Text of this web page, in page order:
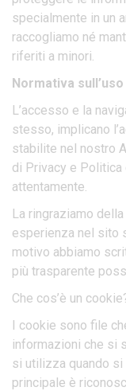
specialmente in un
raccogliamo né
riferiti a minori.
Normativa
L’accesso e la
stesso, implicano
stabilite nel nostro
di Privacy e
attentamente.
La ringraziamo
esperienza nel sito
motivo abbiamo
più trasparente
Che cos’è un
I cookie sono file
informazioni che si
si utilizza quando si
principale è